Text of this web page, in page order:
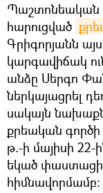
Պաշտոնեական
հարուցված
Գրիգորյանն
կարգավիճակ
անձը Սերգո
ներկայացրել
սակայն
քրեական գործի
թ.-ի մայիսի 22-
եկած փաստացի
հիմնավորմամբ։